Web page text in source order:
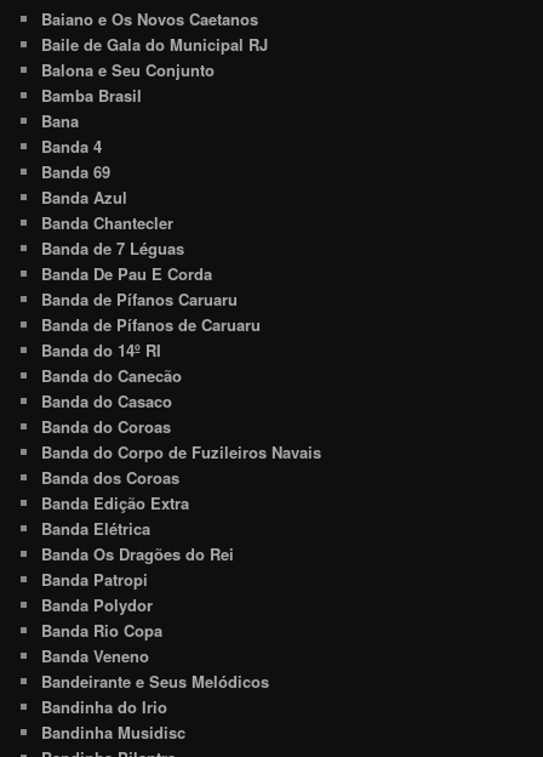
Baiano e Os Novos Caetanos
Baile de Gala do Municipal RJ
Balona e Seu Conjunto
Bamba Brasil
Bana
Banda 4
Banda 69
Banda Azul
Banda Chantecler
Banda de 7 Léguas
Banda De Pau E Corda
Banda de Pífanos Caruaru
Banda de Pífanos de Caruaru
Banda do 14º RI
Banda do Canecão
Banda do Casaco
Banda do Coroas
Banda do Corpo de Fuzileiros Navais
Banda dos Coroas
Banda Edição Extra
Banda Elétrica
Banda Os Dragões do Rei
Banda Patropi
Banda Polydor
Banda Rio Copa
Banda Veneno
Bandeirante e Seus Melódicos
Bandinha do Irio
Bandinha Musidisc